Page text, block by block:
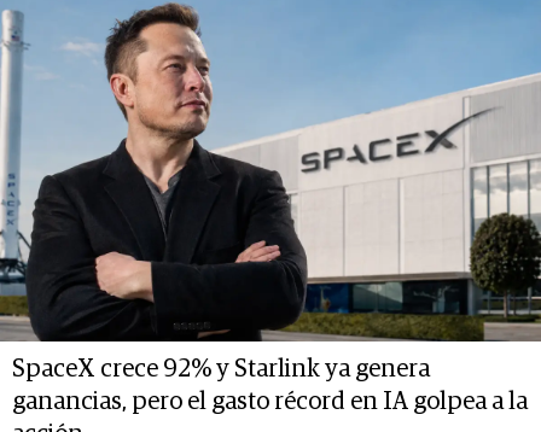
SpaceX crece 92% y Starlink ya genera
ganancias, pero el gasto récord en IA golpea a la